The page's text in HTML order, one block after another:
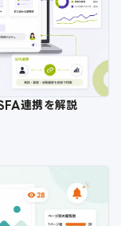
連携を解説